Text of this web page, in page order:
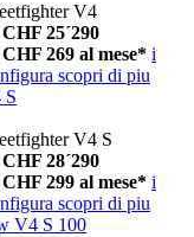
V4
25´290
269 al mese* i
scopri di piu
S
V4 S
28´290
299 al mese* i
scopri di piu
V4 S 100